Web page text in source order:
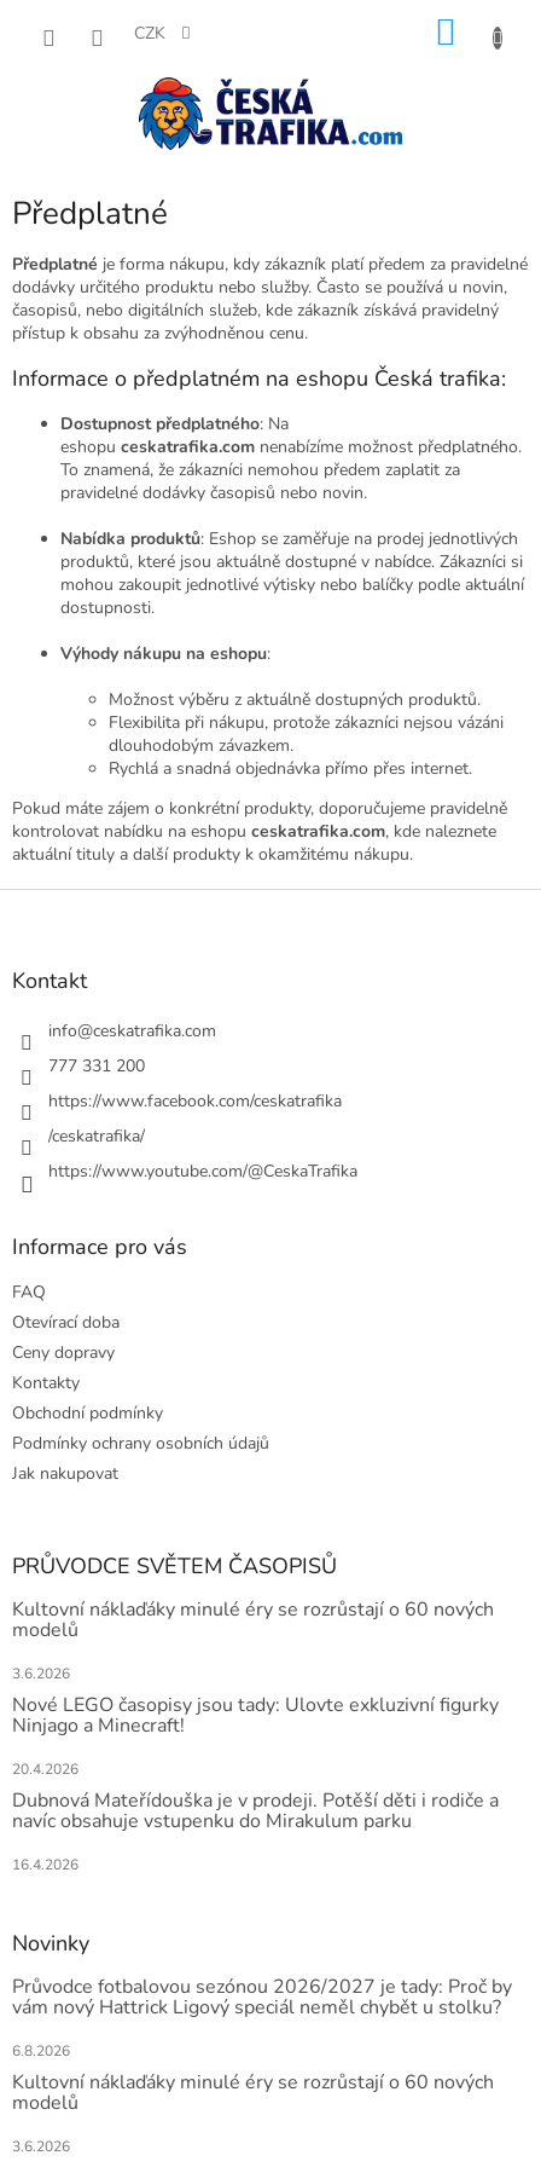
CZK
Předplatné
Předplatné je forma nákupu, kdy zákazník platí předem za pravidelné
dodávky určitého produktu nebo služby. Často se používá u novin,
časopisů, nebo digitálních služeb, kde zákazník získává pravidelný
přístup k obsahu za zvýhodněnou cenu.
Informace o předplatném na eshopu Česká trafika:
Dostupnost předplatného: Na
eshopu ceskatrafika.com nenabízíme možnost předplatného.
To znamená, že zákazníci nemohou předem zaplatit za
pravidelné dodávky časopisů nebo novin.
Nabídka produktů: Eshop se zaměřuje na prodej jednotlivých
produktů, které jsou aktuálně dostupné v nabídce. Zákazníci si
mohou zakoupit jednotlivé výtisky nebo balíčky podle aktuální
dostupnosti.
Výhody nákupu na eshopu:
Možnost výběru z aktuálně dostupných produktů.
Flexibilita při nákupu, protože zákazníci nejsou vázáni
dlouhodobým závazkem.
Rychlá a snadná objednávka přímo přes internet.
Pokud máte zájem o konkrétní produkty, doporučujeme pravidelně
kontrolovat nabídku na eshopu ceskatrafika.com, kde naleznete
aktuální tituly a další produkty k okamžitému nákupu.
Z
Kontakt
info@ceskatrafika.com
777 331 200
https://www.facebook.com/ceskatrafika
/ceskatrafika/
https://www.youtube.com/@CeskaTrafika
Informace pro vás
FAQ
Otevírací doba
Ceny dopravy
Kontakty
Obchodní podmínky
Podmínky ochrany osobních údajů
Jak nakupovat
PRŮVODCE SVĚTEM ČASOPISŮ
Kultovní náklaďáky minulé éry se rozrůstají o 60 nových
modelů
3.6.2026
Nové LEGO časopisy jsou tady: Ulovte exkluzivní figurky
Ninjago a Minecraft!
20.4.2026
Dubnová Mateřídouška je v prodeji. Potěší děti i rodiče a
navíc obsahuje vstupenku do Mirakulum parku
16.4.2026
Novinky
Průvodce fotbalovou sezónou 2026/2027 je tady: Proč by
vám nový Hattrick Ligový speciál neměl chybět u stolku?
6.8.2026
Kultovní náklaďáky minulé éry se rozrůstají o 60 nových
modelů
3.6.2026